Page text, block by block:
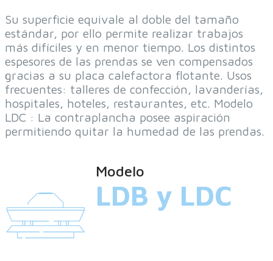
Su superficie equivale al doble del tamaño
estándar, por ello permite realizar trabajos
más difíciles y en menor tiempo. Los distintos
espesores de las prendas se ven compensados
gracias a su placa calefactora flotante. Usos
frecuentes: talleres de confección, lavanderías,
hospitales, hoteles, restaurantes, etc. Modelo
LDC : La contraplancha posee aspiración
permitiendo quitar la humedad de las prendas.
Modelo
LDB y LDC